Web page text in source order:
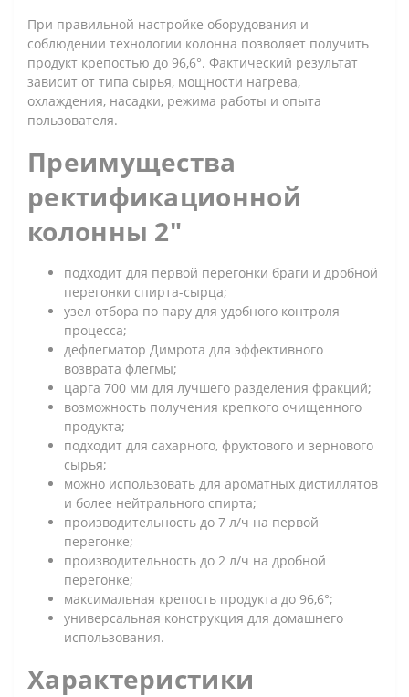
При правильной настройке оборудования и
соблюдении технологии колонна позволяет получить
продукт крепостью до 96,6°. Фактический результат
зависит от типа сырья, мощности нагрева,
охлаждения, насадки, режима работы и опыта
пользователя.
Преимущества
ректификационной
колонны 2"
подходит для первой перегонки браги и дробной
перегонки спирта-сырца;
узел отбора по пару для удобного контроля
процесса;
дефлегматор Димрота для эффективного
возврата флегмы;
царга 700 мм для лучшего разделения фракций;
возможность получения крепкого очищенного
продукта;
подходит для сахарного, фруктового и зернового
сырья;
можно использовать для ароматных дистиллятов
и более нейтрального спирта;
производительность до 7 л/ч на первой
перегонке;
производительность до 2 л/ч на дробной
перегонке;
максимальная крепость продукта до 96,6°;
универсальная конструкция для домашнего
использования.
Характеристики